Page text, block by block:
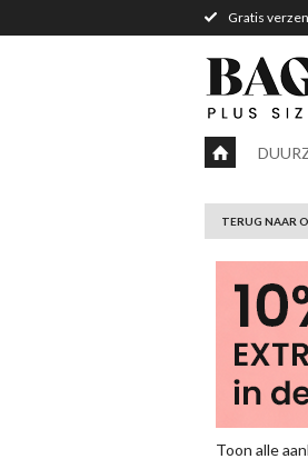
Gratis
TERUG NAAR
Toon alle